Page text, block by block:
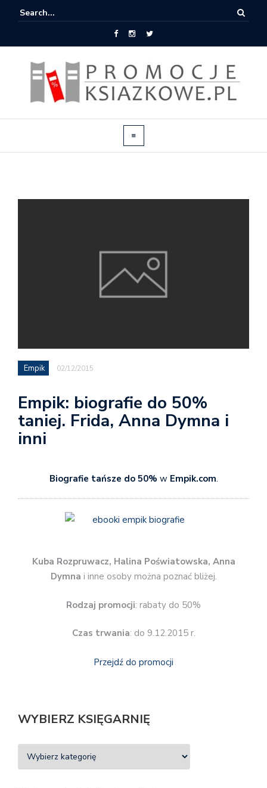
Empik 02/12/2015
Empik: biografie do 50%
taniej. Frida, Anna Dymna i
inni
Biografie tańsze do 50% w Empik.com.
Kuba Rozpruwacz, Halina Poświatowska, Anna
Dymna i inne osoby można poznać bliżej.
Rodzaj promocji: rabaty do 50%
Czas trwania: do 9.12.2015 r.
Przejdź do promocji
WYBIERZ KSIĘGARNIĘ